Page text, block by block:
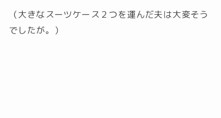
（大きなスーツケース２つを運んだ夫は大変そう
でしたが。）